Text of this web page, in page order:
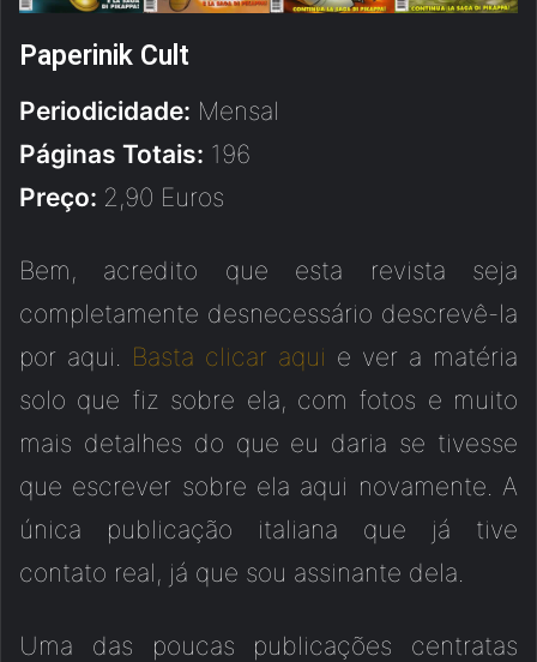
Paperinik Cult
Periodicidade: Mensal
Páginas Totais: 196
Preço: 2,90 Euros
Bem, acredito que esta revista seja
completamente desnecessário descrevê-la
por aqui. Basta clicar aqui e ver a matéria
solo que fiz sobre ela, com fotos e muito
mais detalhes do que eu daria se tivesse
que escrever sobre ela aqui novamente. A
única publicação italiana que já tive
contato real, já que sou assinante dela.
Uma das poucas publicações centratas